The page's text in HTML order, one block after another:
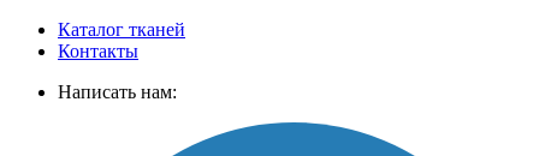
Каталог тканей
Контакты
Написать нам: